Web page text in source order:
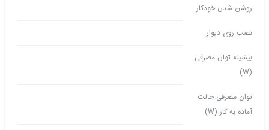
روشن شدن خودکار
نصب روی دیوار
بیشینه توان مصرفی
(W)
توان مصرفی حالت
آماده به کار (W)